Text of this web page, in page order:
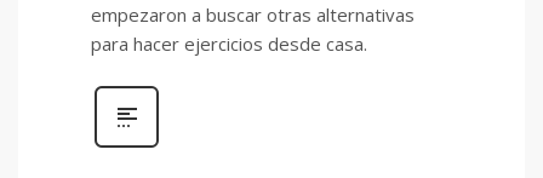
empezaron a buscar otras alternativas
para hacer ejercicios desde casa.